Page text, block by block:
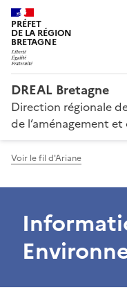
PRÉFET
DE LA RÉGION
BRETAGNE
DREAL Bretagne
Direction régionale
de l’aménagement
Voir le fil d'Ariane